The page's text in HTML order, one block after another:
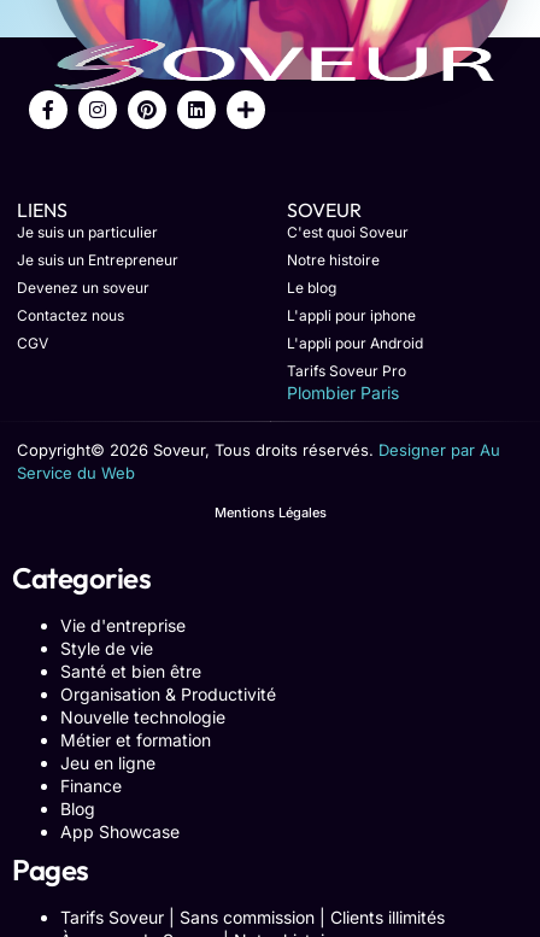
LIENS
Je suis un particulier
Je suis un Entrepreneur
Devenez un soveur
Contactez nous
CGV
SOVEUR
C'est quoi Soveur
Notre histoire
Le blog
L'appli pour iphone
L'appli pour Android
Tarifs Soveur Pro
Plombier Paris
Copyright© 2026 Soveur, Tous droits réservés. Designer par Au
Service du Web
Mentions Légales
Categories
Vie d'entreprise
Style de vie
Santé et bien être
Organisation & Productivité
Nouvelle technologie
Métier et formation
Jeu en ligne
Finance
Blog
App Showcase
Pages
Tarifs Soveur | Sans commission | Clients illimités